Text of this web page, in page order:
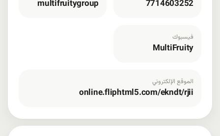
7714603252
multifruitygroup
فيسبوك
MultiFruity
الموقع الإلكتروني
online.fliphtml5.com/ekndt/rjii